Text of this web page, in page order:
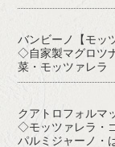
バンビーノ【モッ
◇自家製マグロツ
菜・モッツァレラ
クアトロフォルマ
◇モッツァレラ・
パルミジャーノ・